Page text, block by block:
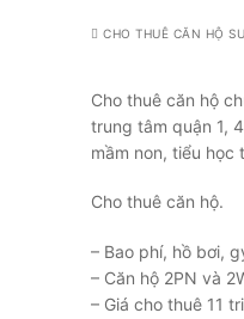
CHO THUÊ CĂN HỘ
Cho thuê căn hộ
trung tâm quận 1,
mầm non, tiểu học
Cho thuê căn hộ.
– Bao phí, hồ bơi,
– Căn hộ 2PN và
– Giá cho thuê 11